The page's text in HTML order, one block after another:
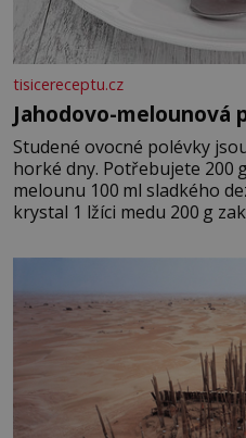
tisicereceptu.cz
Jahodovo-melounová
Studené ovocné polévky
horké dny. Potřebujete 200 g jahod 600 g žlutého
melounu 100 ml sladkého
krystal 1 lžíci medu 200 g